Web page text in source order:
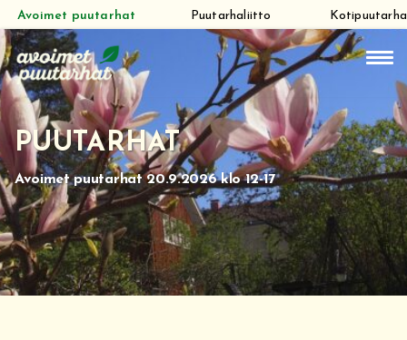
Siirry
suoraan
sisältöön
Avoimet puutarhat Puutarhaliitto Kotipuutarha
PUUTARHAT
Avoimet puutarhat 20.9.2026 klo 12-17